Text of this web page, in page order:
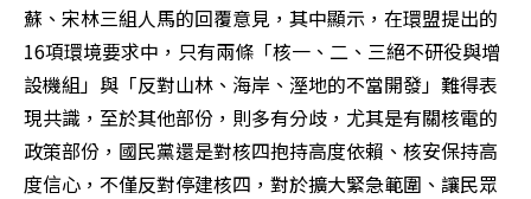
蘇、宋林三組人馬的回覆意見，其中顯示，在環盟提出的
16項環境要求中，只有兩條「核一、二、三絕不研役與增
設機組」與「反對山林、海岸、溼地的不當開發」難得表
現共識，至於其他部份，則多有分歧，尤其是有關核電的
政策部份，國民黨還是對核四抱持高度依賴、核安保持高
度信心，不僅反對停建核四，對於擴大緊急範圍、讓民眾